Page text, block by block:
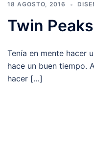
18 AGOSTO, 2016
Twin
Tenía en mente hacer
hace un buen tiempo.
hacer […]